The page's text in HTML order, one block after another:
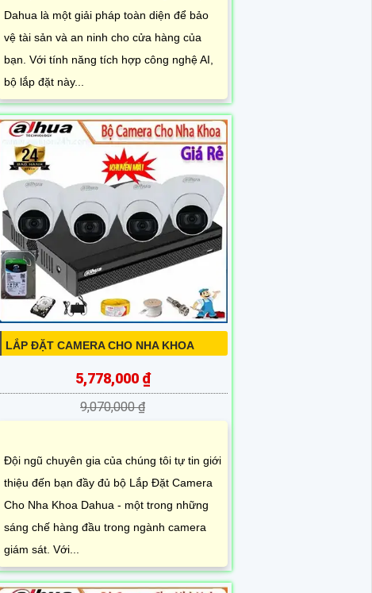
Dahua là một giải pháp toàn diện để bảo
vệ tài sản và an ninh cho cửa hàng của
bạn. Với tính năng tích hợp công nghệ AI,
bộ lắp đặt này...
LẮP ĐẶT CAMERA CHO NHA KHOA
5,778,000 ₫
9,070,000 ₫
Đội ngũ chuyên gia của chúng tôi tự tin giới
thiệu đến bạn đầy đủ bộ Lắp Đặt Camera
Cho Nha Khoa Dahua - một trong những
sáng chế hàng đầu trong ngành camera
giám sát. Với...